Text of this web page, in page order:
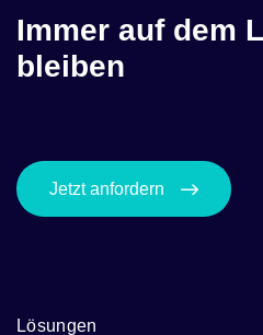
Immer auf dem
bleiben
Jetzt anfordern
Lösungen